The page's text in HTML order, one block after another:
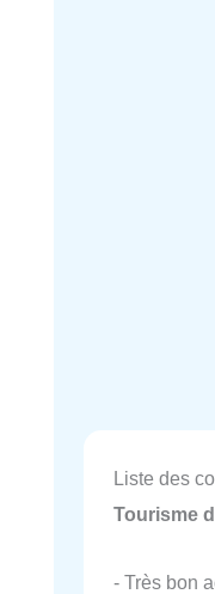
Liste des
Tourisme
- Très bon